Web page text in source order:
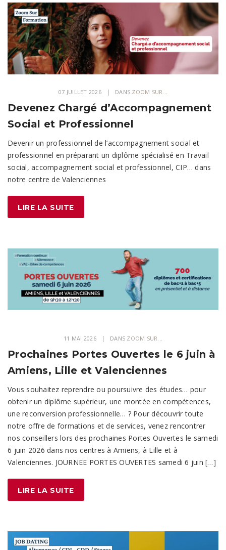
07 JUILLET 2026 DANS ZOOM SUR...
Devenez Chargé d’Accompagnement
Social et Professionnel
Devenir un professionnel de l’accompagnement social et
professionnel en préparant un diplôme spécialisé en Travail
social, accompagnement social et professionnel, CIP… dans
notre centre de Valenciennes
LIRE LA SUITE
11 MAI 2026 DANS ZOOM SUR...
Prochaines Portes Ouvertes le 6 juin à
Amiens, Lille et Valenciennes
Vous souhaitez reprendre ou poursuivre des études… pour
obtenir un diplôme supérieur, une montée en compétences,
une reconversion professionnelle… ? Pour découvrir toute
notre offre de formations et de services, venez rencontrer
nos conseillers lors des prochaines Portes Ouvertes le samedi
6 juin 2026 dans nos centres à Amiens, à Lille et à
Valenciennes. JOURNEE PORTES OUVERTES samedi 6 juin […]
LIRE LA SUITE